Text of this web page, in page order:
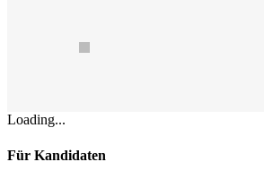
Loading...
Für Kandidaten